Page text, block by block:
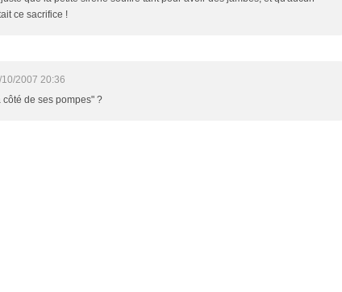
ce sacrifice !
2007 20:36
côté de ses pompes" ?